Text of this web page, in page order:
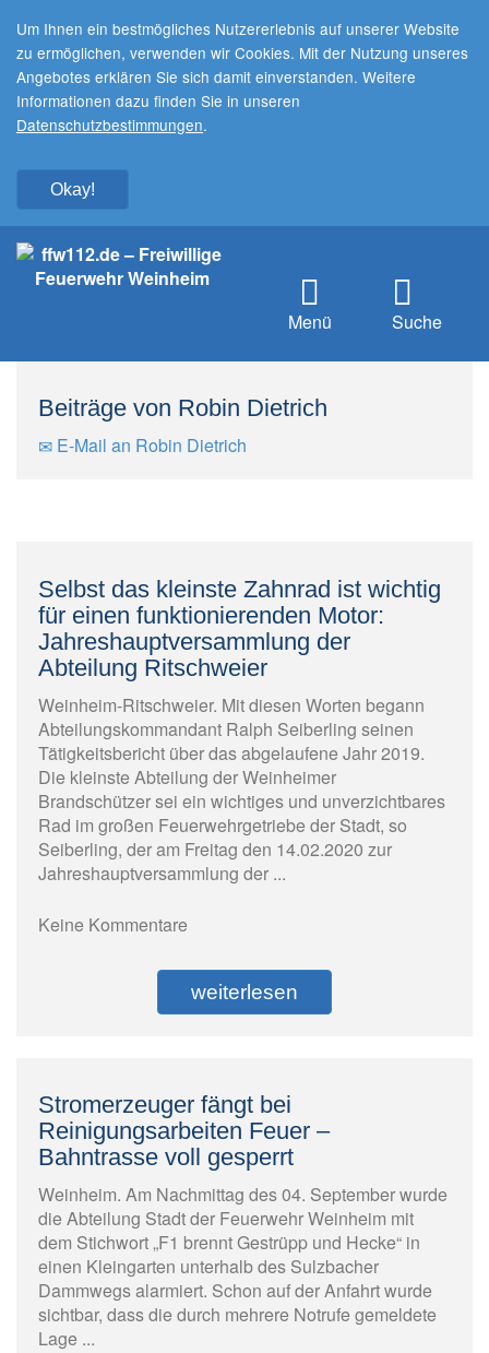
Um Ihnen ein bestmögliches Nutzererlebnis auf unserer Website
zu ermöglichen, verwenden wir Cookies. Mit der Nutzung unseres
Angebotes erklären Sie sich damit einverstanden. Weitere
Informationen dazu finden Sie in unseren
Datenschutzbestimmungen.
Okay!
Menü Suche
Beiträge von Robin Dietrich
E-Mail an Robin Dietrich
Selbst das kleinste Zahnrad ist wichtig
für einen funktionierenden Motor:
Jahreshauptversammlung der
Abteilung Ritschweier
Weinheim-Ritschweier. Mit diesen Worten begann
Abteilungskommandant Ralph Seiberling seinen
Tätigkeitsbericht über das abgelaufene Jahr 2019.
Die kleinste Abteilung der Weinheimer
Brandschützer sei ein wichtiges und unverzichtbares
Rad im großen Feuerwehrgetriebe der Stadt, so
Seiberling, der am Freitag den 14.02.2020 zur
Jahreshauptversammlung der ...
Keine Kommentare
weiterlesen
Stromerzeuger fängt bei
Reinigungsarbeiten Feuer –
Bahntrasse voll gesperrt
Weinheim. Am Nachmittag des 04. September wurde
die Abteilung Stadt der Feuerwehr Weinheim mit
dem Stichwort „F1 brennt Gestrüpp und Hecke“ in
einen Kleingarten unterhalb des Sulzbacher
Dammwegs alarmiert. Schon auf der Anfahrt wurde
sichtbar, dass die durch mehrere Notrufe gemeldete
Lage ...